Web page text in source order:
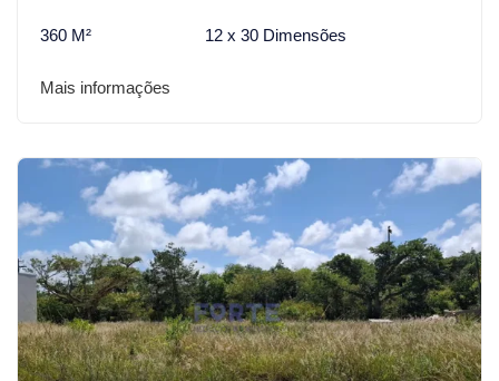
360 M² 12 x 30 Dimensões
Mais informações